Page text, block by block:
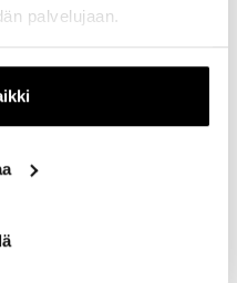
palvelujaan.
pinjansiemeniä ja
valkoviinin,